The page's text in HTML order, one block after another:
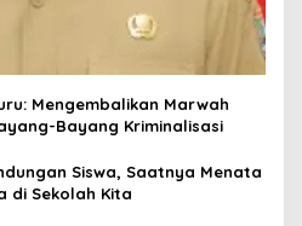
Mengembalikan Marwah
Bayang Kriminalisasi
Siswa, Saatnya Menata
di Sekolah Kita